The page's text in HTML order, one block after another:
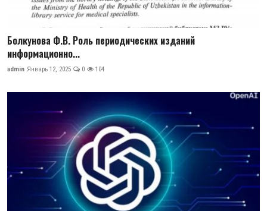
Болкунова Ф.В. Роль периодических изданий
информационно...
admin Январь 12, 2025 0 104